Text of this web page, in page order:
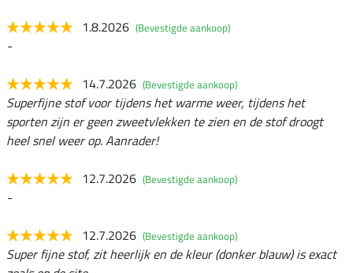
1.8.2026 (Bevestigde aankoop)
-
14.7.2026 (Bevestigde aankoop)
Superfijne stof voor tijdens het warme weer, tijdens het
sporten zijn er geen zweetvlekken te zien en de stof droogt
heel snel weer op. Aanrader!
12.7.2026 (Bevestigde aankoop)
-
12.7.2026 (Bevestigde aankoop)
Super fijne stof, zit heerlijk en de kleur (donker blauw) is exact